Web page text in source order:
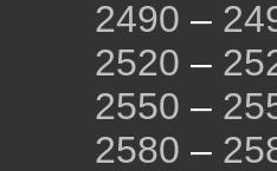
2490 –
2520 –
2550 –
2580 –